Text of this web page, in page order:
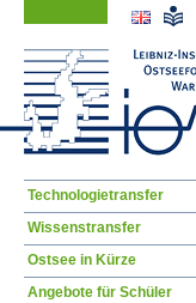
Navigation
überspringen
Technologietransfer
Wissenstransfer
Ostsee in Kürze
Angebote für Schüler